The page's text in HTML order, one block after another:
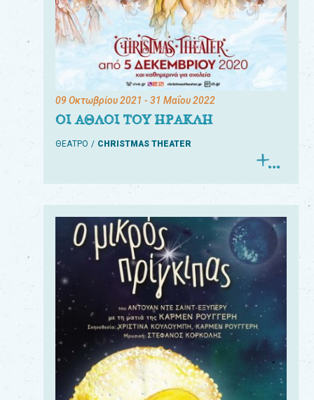
09 Οκτωβρίου 2021 - 31 Μαΐου 2022
ΟΙ ΑΘΛΟΙ ΤΟΥ ΗΡΑΚΛΗ
ΘΕΑΤΡΟ CHRISTMAS THEATER